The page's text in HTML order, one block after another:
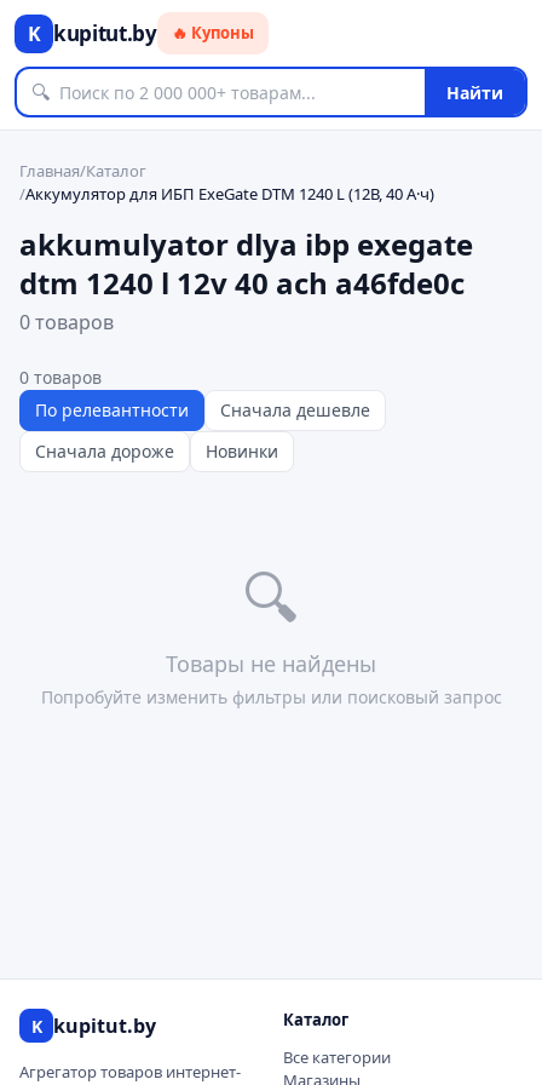
K kupitut.by 🔥 Купоны
🔍 Найти
Главная/Каталог
/Аккумулятор для ИБП ExeGate DTM 1240 L (12В, 40 А·ч)
akkumulyator dlya ibp exegate
dtm 1240 l 12v 40 ach a46fde0c
0 товаров
0 товаров
По релевантности
Сначала дешевле
Сначала дороже
Новинки
🔍
Товары не найдены
Попробуйте изменить фильтры или поисковый запрос
K kupitut.by
Агрегатор товаров интернет-
Каталог
Все категории
Магазины